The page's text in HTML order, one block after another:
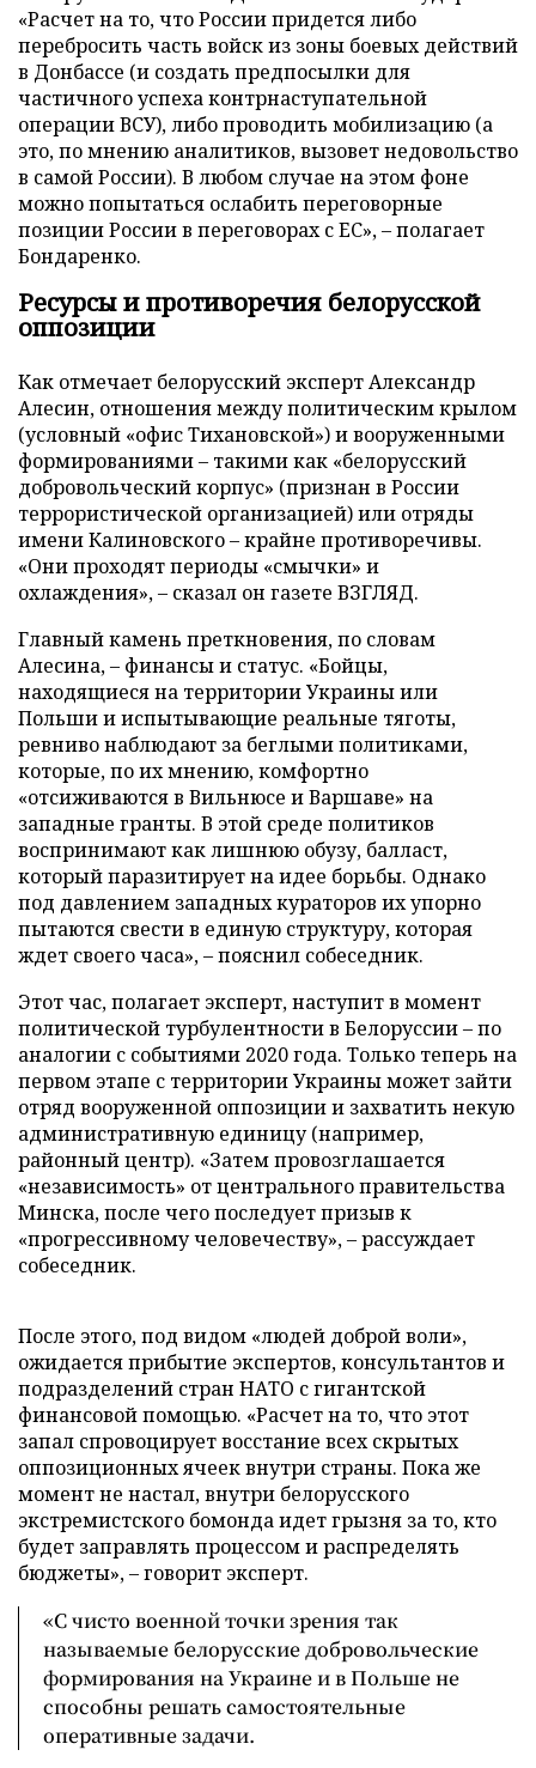
«Расчет на то, что России придется либо
перебросить часть войск из зоны боевых действий
в Донбассе (и создать предпосылки для
частичного успеха контрнаступательной
операции ВСУ), либо проводить мобилизацию (а
это, по мнению аналитиков, вызовет недовольство
в самой России). В любом случае на этом фоне
можно попытаться ослабить переговорные
позиции России в переговорах с ЕС», – полагает
Бондаренко.
Ресурсы и противоречия белорусской
оппозиции
Как отмечает белорусский эксперт Александр
Алесин, отношения между политическим крылом
(условный «офис Тихановской») и вооруженными
формированиями – такими как «белорусский
добровольческий корпус» (признан в России
террористической организацией) или отряды
имени Калиновского – крайне противоречивы.
«Они проходят периоды «смычки» и
охлаждения», – сказал он газете ВЗГЛЯД.
Главный камень преткновения, по словам
Алесина, – финансы и статус. «Бойцы,
находящиеся на территории Украины или
Польши и испытывающие реальные тяготы,
ревниво наблюдают за беглыми политиками,
которые, по их мнению, комфортно
«отсиживаются в Вильнюсе и Варшаве» на
западные гранты. В этой среде политиков
воспринимают как лишнюю обузу, балласт,
который паразитирует на идее борьбы. Однако
под давлением западных кураторов их упорно
пытаются свести в единую структуру, которая
ждет своего часа», – пояснил собеседник.
Этот час, полагает эксперт, наступит в момент
политической турбулентности в Белоруссии – по
аналогии с событиями 2020 года. Только теперь на
первом этапе с территории Украины может зайти
отряд вооруженной оппозиции и захватить некую
административную единицу (например,
районный центр). «Затем провозглашается
«независимость» от центрального правительства
Минска, после чего последует призыв к
«прогрессивному человечеству», – рассуждает
собеседник.
После этого, под видом «людей доброй воли»,
ожидается прибытие экспертов, консультантов и
подразделений стран НАТО с гигантской
финансовой помощью. «Расчет на то, что этот
запал спровоцирует восстание всех скрытых
оппозиционных ячеек внутри страны. Пока же
момент не настал, внутри белорусского
экстремистского бомонда идет грызня за то, кто
будет заправлять процессом и распределять
бюджеты», – говорит эксперт.
«С чисто военной точки зрения так
называемые белорусские добровольческие
формирования на Украине и в Польше не
способны решать самостоятельные
оперативные задачи.